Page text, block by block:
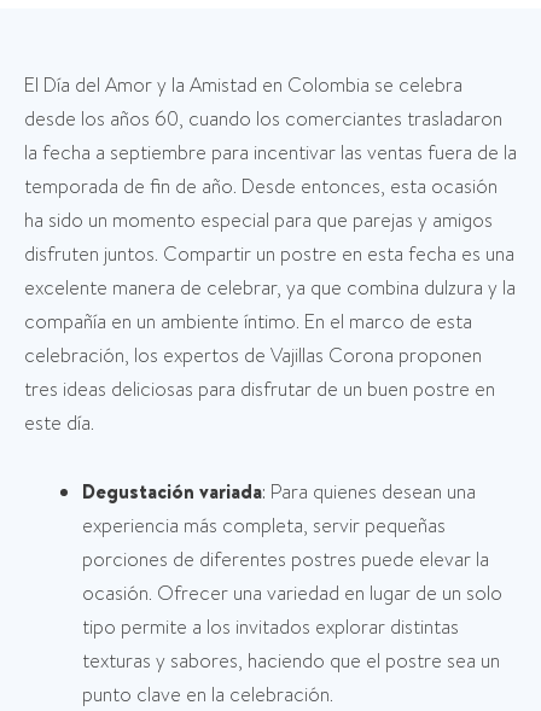
El Día del Amor y la Amistad en Colombia se celebra
desde los años 60, cuando los comerciantes trasladaron
la fecha a septiembre para incentivar las ventas fuera de la
temporada de fin de año​. Desde entonces, esta ocasión
ha sido un momento especial para que parejas y amigos
disfruten juntos. Compartir un postre en esta fecha es una
excelente manera de celebrar, ya que combina dulzura y la
compañía en un ambiente íntimo. En el marco de esta
celebración, los expertos de Vajillas Corona proponen
tres ideas deliciosas para disfrutar de un buen postre en
este día.
Degustación variada: Para quienes desean una
experiencia más completa, servir pequeñas
porciones de diferentes postres puede elevar la
ocasión. Ofrecer una variedad en lugar de un solo
tipo permite a los invitados explorar distintas
texturas y sabores, haciendo que el postre sea un
punto clave en la celebración.